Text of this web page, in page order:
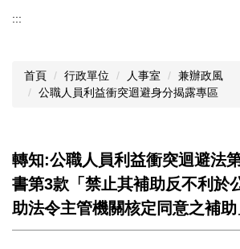
:::
首頁 行政單位 人事室
兼辦政風
公職人員利益衝突迴避身分揭露專區
轉知:公職人員利益衝突迴避法
書第3款「禁止其補助反不利於
助法令主管機關核定同意之補